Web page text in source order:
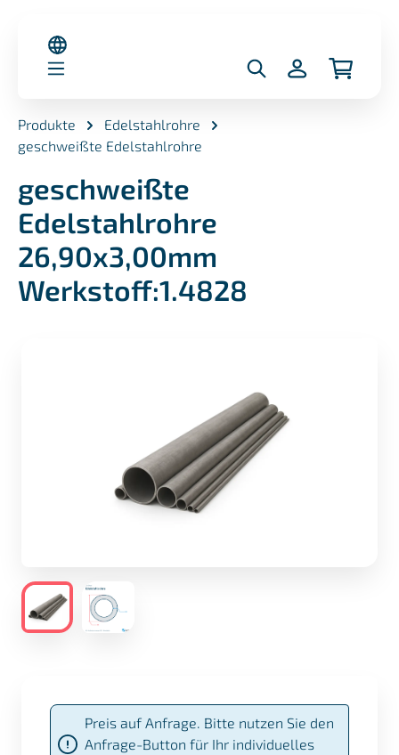
Produkte
Edelstahlrohre
geschweißte Edelstahlrohre
geschweißte
Edelstahlrohre
26,90x3,00mm
Werkstoff:1.4828
Preis auf Anfrage. Bitte nutzen Sie den
Anfrage-Button für Ihr individuelles